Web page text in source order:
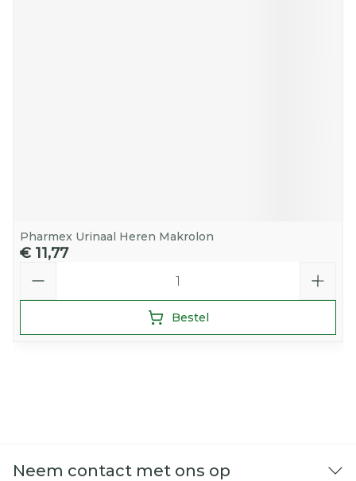
Pharmex Urinaal Heren Makrolon
€ 11,77
Bestel
Neem contact met ons op